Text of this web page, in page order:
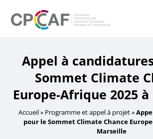
Appel à
Sommet Climate
Europe-Afrique 2025
Accueil» Programme et appel à projet»
pour le Sommet Climate Chance
Marseille